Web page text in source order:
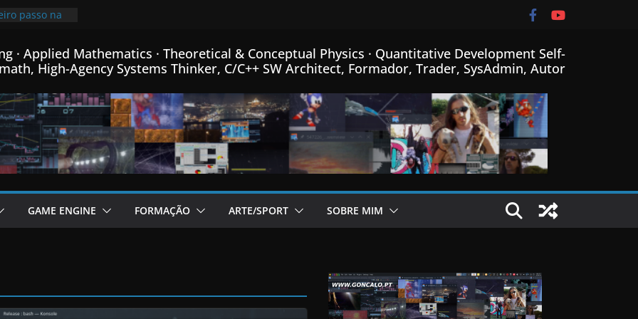
linguagem
para
passo na
Física
Matemática…
que o
pequeno
de
Formato
e menus
de Fractais
· Applied Mathematics · Theoretical & Conceptual Physics · Quantitative Development Self-
High-Agency Systems Thinker, C/C++ SW Architect, Formador, Trader, SysAdmin, Autor
GAME ENGINE FORMAÇÃO ARTE/SPORT SOBRE MIM